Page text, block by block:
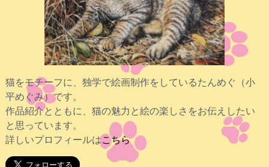
猫をモチーフに、独学で絵画制作をしているたんめぐ（小
平めぐみ）です。
作品紹介とともに、猫の魅力と絵の楽しさをお伝えしたい
と思っています。
詳しいプロフィールはこちら